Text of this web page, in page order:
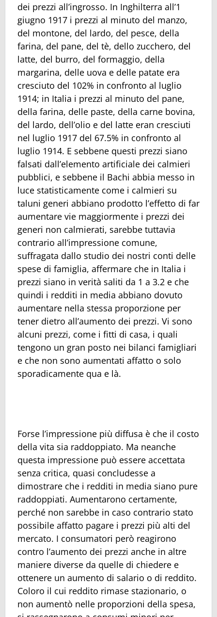
dei prezzi all’ingrosso. In Inghilterra all’1
giugno 1917 i prezzi al minuto del manzo,
del montone, del lardo, del pesce, della
farina, del pane, del tè, dello zucchero, del
latte, del burro, del formaggio, della
margarina, delle uova e delle patate era
cresciuto del 102% in confronto al luglio
1914; in Italia i prezzi al minuto del pane,
della farina, delle paste, della carne bovina,
del lardo, dell’olio e del latte eran cresciuti
nel luglio 1917 del 67.5% in confronto al
luglio 1914. E sebbene questi prezzi siano
falsati dall’elemento artificiale dei calmieri
pubblici, e sebbene il Bachi abbia messo in
luce statisticamente come i calmieri su
taluni generi abbiano prodotto l’effetto di far
aumentare vie maggiormente i prezzi dei
generi non calmierati, sarebbe tuttavia
contrario all’impressione comune,
suffragata dallo studio dei nostri conti delle
spese di famiglia, affermare che in Italia i
prezzi siano in verità saliti da 1 a 3.2 e che
quindi i redditi in media abbiano dovuto
aumentare nella stessa proporzione per
tener dietro all’aumento dei prezzi. Vi sono
alcuni prezzi, come i fitti di casa, i quali
tengono un gran posto nei bilanci famigliari
e che non sono aumentati affatto o solo
sporadicamente qua e là.
Forse l’impressione più diffusa è che il costo
della vita sia raddoppiato. Ma neanche
questa impressione può essere accettata
senza critica, quasi concludesse a
dimostrare che i redditi in media siano pure
raddoppiati. Aumentarono certamente,
perché non sarebbe in caso contrario stato
possibile affatto pagare i prezzi più alti del
mercato. I consumatori però reagirono
contro l’aumento dei prezzi anche in altre
maniere diverse da quelle di chiedere e
ottenere un aumento di salario o di reddito.
Coloro il cui reddito rimase stazionario, o
non aumentò nelle proporzioni della spesa,